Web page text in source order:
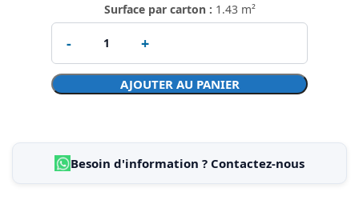
Surface par carton : 1.43 m²
AJOUTER AU PANIER
Besoin d'information ? Contactez-nous